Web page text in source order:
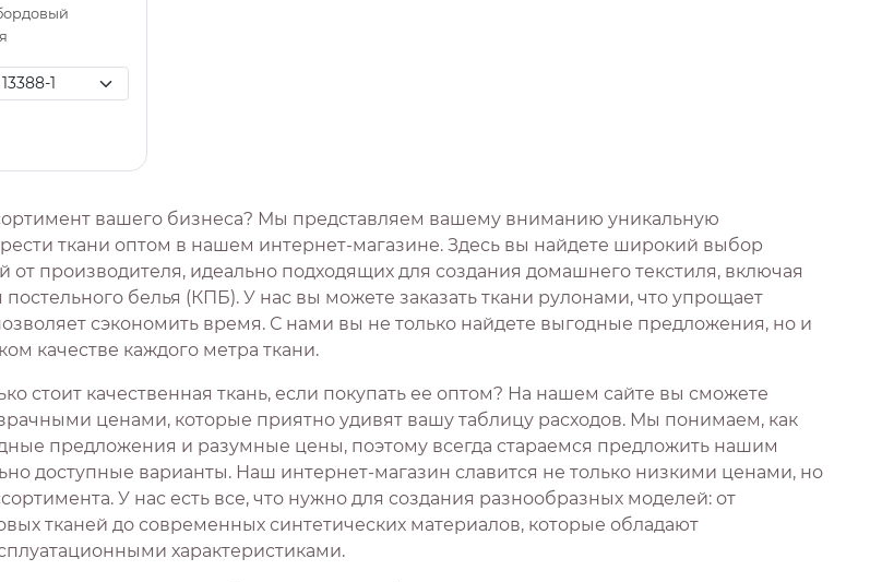
вашего бизнеса? Мы представляем вашему вниманию уникальную
ткани оптом в нашем интернет-магазине. Здесь вы найдете широкий выбор
от производителя, идеально подходящих для создания домашнего текстиля, включая
белья (КПБ). У нас вы можете заказать ткани рулонами, что упрощает
сэкономить время. С нами вы не только найдете выгодные предложения, но и
качестве каждого метра ткани.
стоит качественная ткань, если покупать ее оптом? На нашем сайте вы сможете
ценами, которые приятно удивят вашу таблицу расходов. Мы понимаем, как
предложения и разумные цены, поэтому всегда стараемся предложить нашим
доступные варианты. Наш интернет-магазин славится не только низкими ценами, но
У нас есть все, что нужно для создания разнообразных моделей: от
тканей до современных синтетических материалов, которые обладают
характеристиками.